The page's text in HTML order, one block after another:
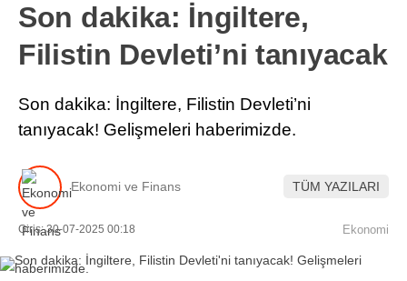
GÜNDEM
EKONOMI
FINANS
BORSA
KRIPTO
SEKTÖRLER
Son dakika: İngiltere,
Filistin Devleti’ni tanıyacak
Son dakika: İngiltere, Filistin Devleti’ni
tanıyacak! Gelişmeleri haberimizde.
Ekonomi ve Finans TÜM YAZILARI
Giriş: 30-07-2025 00:18 Ekonomi